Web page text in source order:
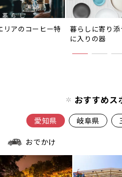
リアのコーヒー特
暮らしに寄り
に入りの器
おすすめス
愛知県 岐阜県
おでかけ